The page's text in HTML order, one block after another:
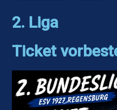
2. Liga
Ticket